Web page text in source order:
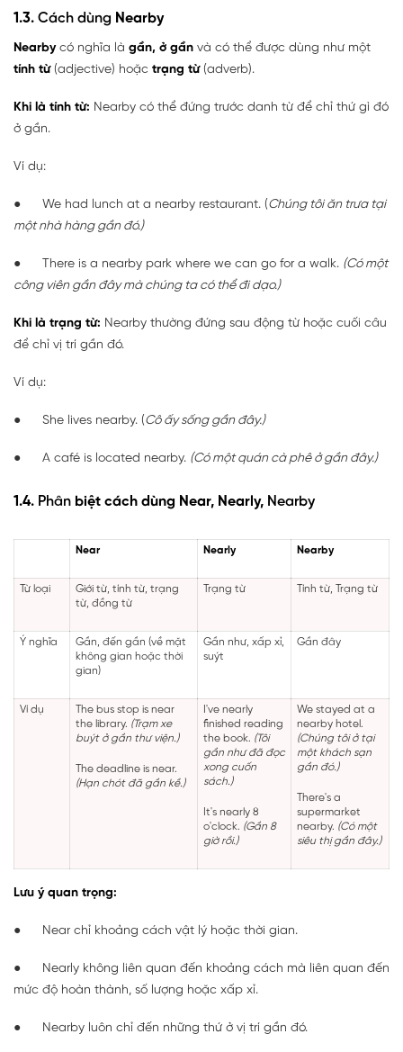
1.3. Cách dùng Nearby
Nearby có nghĩa là gần, ở gần và có thể được dùng như một
tính từ(adjective) hoặc trạng từ (adverb).
Khi là tính từ: Nearby có thể đứng trước danh từ để chỉ thứ gì đó
ở gần.
Ví dụ:
● We had lunch at a nearby restaurant. (Chúng tôi ăn trưa tại
một nhà hàng gần đó.)
● There is a nearby park where we can go for a walk. (Có một
công viên gần đây mà chúng ta có thể đi dạo.)
Khi là trạng từ: Nearby thường đứng sau động từ hoặc cuối câu
để chỉ vị trí gần đó.
Ví dụ:
● She lives nearby. (Cô ấy sống gần đây.)
● A café is located nearby. (Có một quán cà phê ở gần đây.)
1.4. Phân biệt cách dùng Near, Nearly, Nearby
Near Nearly Nearby
Từ loại
Giới từ, tính từ, trạng
từ, đồng từ
Trạng từ Tính từ, Trạng từ
Ý nghĩa
Gần, đến gần (về mặt
không gian hoặc thời
gian)
Gần như, xấp xỉ,
suýt
Gần đây
Ví dụ
The bus stop is near
the library. (Trạm xe
buýt ở gần thư viện.)
The deadline is near.
(Hạn chót đã gần kề.)
I've nearly
finished reading
the book. (Tôi
gần như đã đọc
xong cuốn
sách.)
It's nearly 8
o'clock. (Gần 8
giờ rồi.)
We stayed at a
nearby hotel.
(Chúng tôi ở tại
một khách sạn
gần đó.)
There's a
supermarket
nearby. (Có một
siêu thị gần đây.)
Lưu ý quan trọng:
● Near chỉ khoảng cách vật lý hoặc thời gian.
● Nearly không liên quan đến khoảng cách mà liên quan đến
mức độ hoàn thành, số lượng hoặc xấp xỉ.
● Nearby luôn chỉ đến những thứ ở vị trí gần đó.